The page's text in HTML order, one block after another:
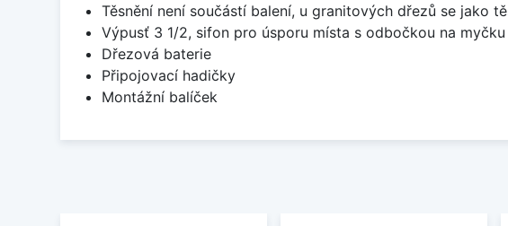
Těsnění není součástí balení, u granitových dřezů se jako
Výpusť 3 1/2, sifon pro úsporu místa s odbočkou na myčku
Dřezová baterie
Připojovací hadičky
Montážní balíček